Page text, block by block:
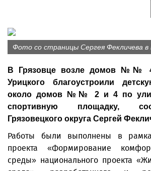
Фото со страницы Сергея Фекличева в
В Грязовце возле домов №№
Урицкого благоустроили
около домов №№ 2 и 4 по
спортивную площадку,
Грязовецкого округа Сергей
Работы были выполнены в
проекта «Формирование
среды» национального проекта